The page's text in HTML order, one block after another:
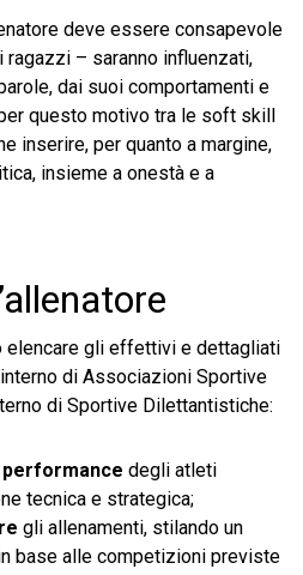
deve essere consapevole
– saranno influenzati,
dai suoi comportamenti e
questo motivo tra le soft skill
inserire, per quanto a margine,
insieme a onestà e a
elencare gli effettivi e dettagliati
di Associazioni Sportive
di Sportive Dilettantistiche:
performance degli atleti
tecnica e strategica;
gli allenamenti, stilando un
base alle competizioni previste